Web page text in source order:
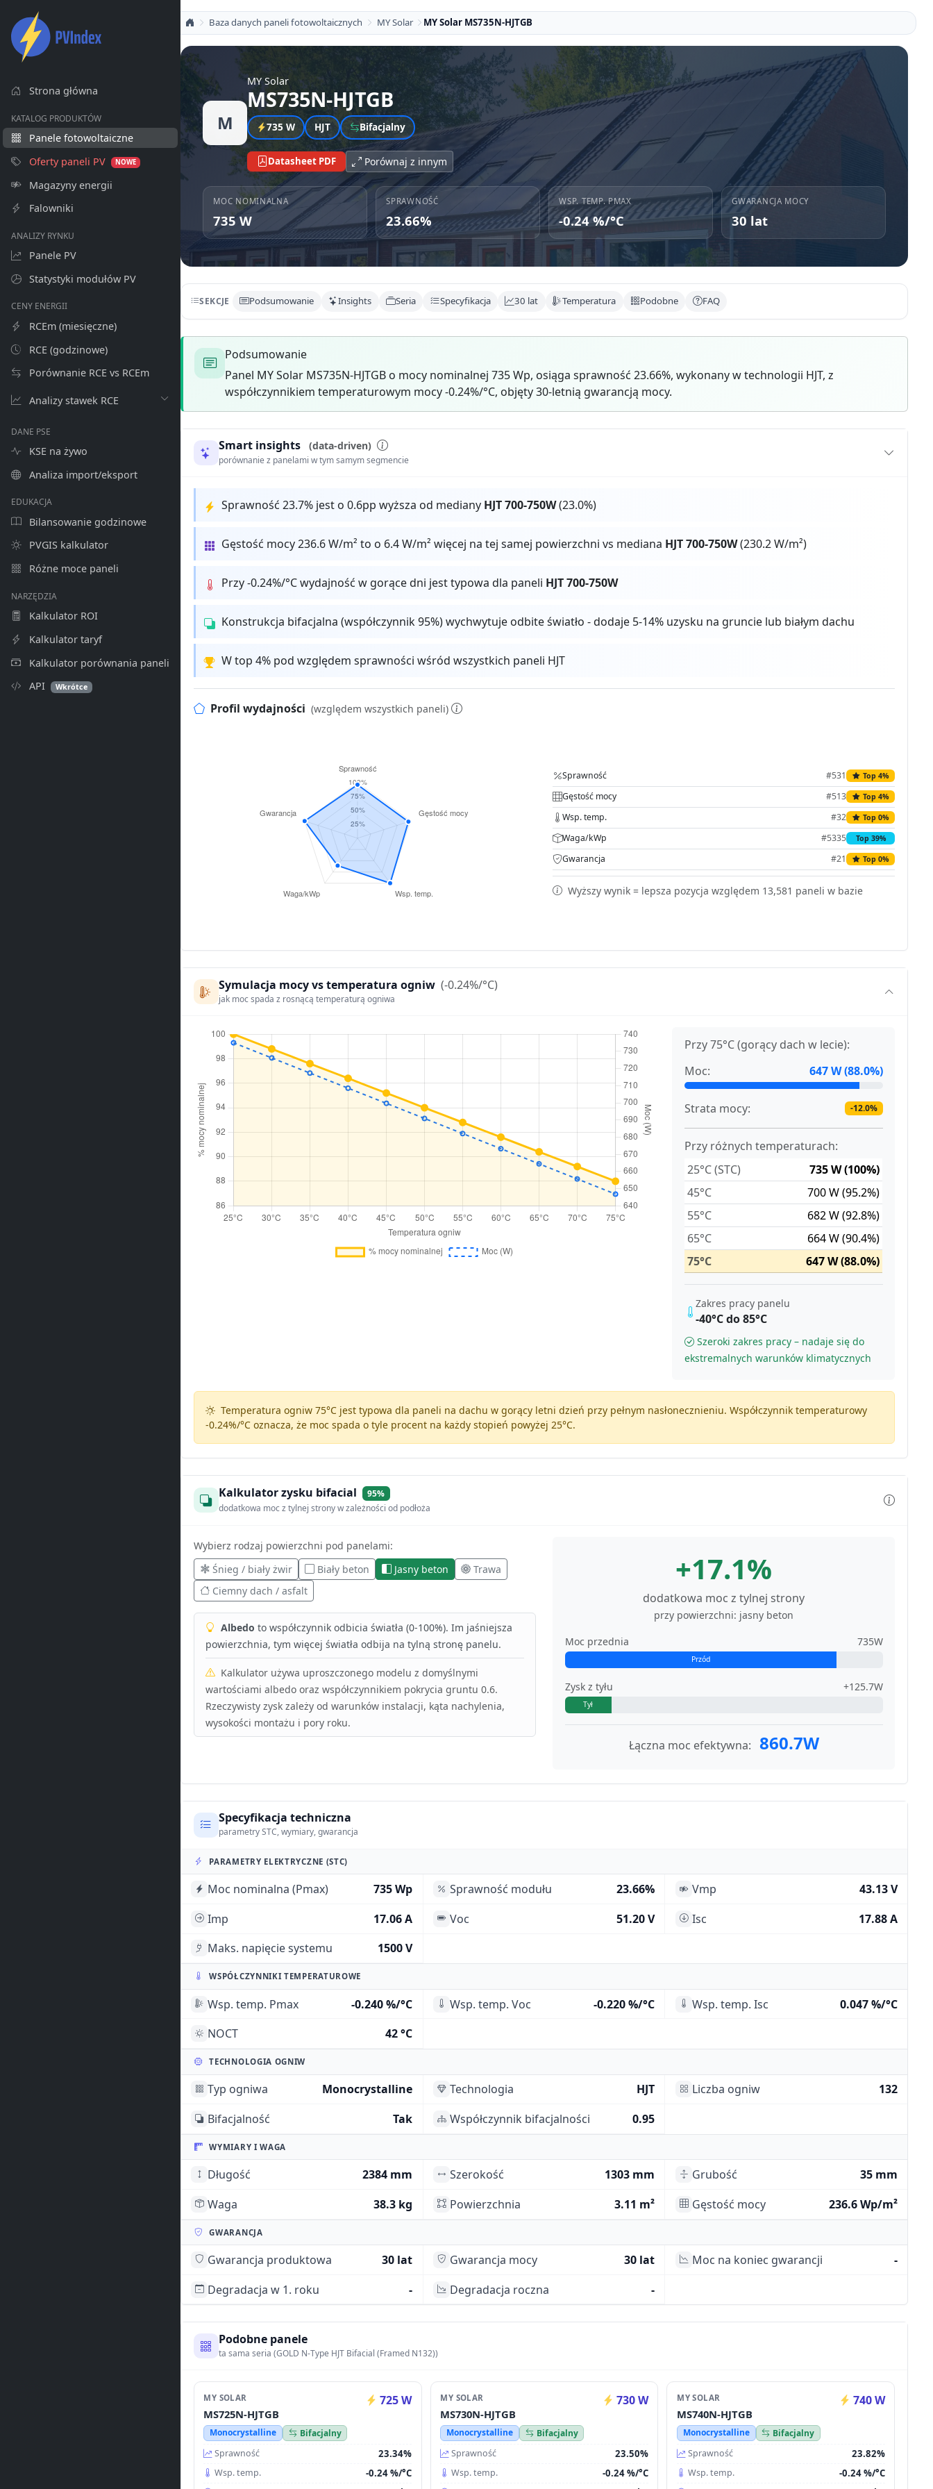
Strona główna
KATALOG PRODUKTÓW
Panele fotowoltaiczne
Oferty paneli PV
NOWE
Magazyny energii
Falowniki
ANALIZY RYNKU
Panele PV
Statystyki modułów PV
CENY ENERGII
RCEm (miesięczne)
RCE (godzinowe)
Porównanie RCE vs RCEm
Analizy stawek RCE
DANE PSE
KSE na żywo
Analiza import/eksport
EDUKACJA
Bilansowanie godzinowe
PVGIS kalkulator
Różne moce paneli
NARZĘDZIA
Kalkulator ROI
Kalkulator taryf
Kalkulator porównania paneli
API
Wkrótce
Baza danych paneli fotowoltaicznych MY Solar MY Solar MS735N-HJTGB
M
MY Solar
MS735N-HJTGB
735 W HJT Bifacjalny
Datasheet PDF Porównaj z innym
MOC NOMINALNA
735 W
SPRAWNOŚĆ
23.66%
WSP. TEMP. PMAX
-0.24 %/°C
GWARANCJA MOCY
30 lat
SEKCJE Podsumowanie Insights Seria Specyfikacja 30 lat Temperatura Podobne FAQ
Podsumowanie
Panel MY Solar MS735N-HJTGB o mocy nominalnej 735 Wp, osiąga sprawność 23.66%, wykonany w technologii HJT, z
współczynnikiem temperaturowym mocy -0.24%/°C, objęty 30-letnią gwarancją mocy.
Smart insights (data-driven)
porównanie z panelami w tym samym segmencie
Sprawność 23.7% jest o 0.6pp wyższa od mediany HJT 700-750W(23.0%)
Gęstość mocy 236.6 W/m² to o 6.4 W/m² więcej na tej samej powierzchni vs mediana HJT 700-750W(230.2 W/m²)
Przy -0.24%/°C wydajność w gorące dni jest typowa dla paneli HJT 700-750W
Konstrukcja bifacjalna (współczynnik 95%) wychwytuje odbite światło - dodaje 5-14% uzysku na gruncie lub białym dachu
W top 4% pod względem sprawności wśród wszystkich paneli HJT
Profil wydajności (względem wszystkich paneli)
Sprawność #531 Top 4%
Gęstość mocy #513 Top 4%
Wsp. temp. #32 Top 0%
Waga/kWp #5335 Top 39%
Gwarancja #21 Top 0%
Wyższy wynik = lepsza pozycja względem 13,581 paneli w bazie
Symulacja mocy vs temperatura ogniw (-0.24%/°C)
jak moc spada z rosnącą temperaturą ogniwa
Przy 75°C (gorący dach w lecie):
Moc:
647 W (88.0%)
Strata mocy: -12.0%
Przy różnych temperaturach:
25°C (STC)
735 W (100%)
45°C
700 W (95.2%)
55°C
682 W (92.8%)
65°C
664 W (90.4%)
75°C
647 W (88.0%)
Zakres pracy panelu
-40°C do 85°C
Szeroki zakres pracy – nadaje się do
ekstremalnych warunków klimatycznych
Temperatura ogniw 75°C jest typowa dla paneli na dachu w gorący letni dzień przy pełnym nasłonecznieniu. Współczynnik temperaturowy
-0.24%/°Coznacza, że moc spada o tyle procent na każdy stopień powyżej 25°C.
Kalkulator zysku bifacial
95%
dodatkowa moc z tylnej strony w zależności od podłoża
Wybierz rodzaj powierzchni pod panelami:
Śnieg / biały żwir
Biały beton Jasny beton
Trawa
Ciemny dach / asfalt
Albedo to współczynnik odbicia światła (0-100%). Im jaśniejsza
powierzchnia, tym więcej światła odbija na tylną stronę panelu.
Kalkulator używa uproszczonego modelu z domyślnymi
wartościami albedo oraz współczynnikiem pokrycia gruntu 0.6.
Rzeczywisty zysk zależy od warunków instalacji, kąta nachylenia,
wysokości montażu i pory roku.
+17.1%
dodatkowa moc z tylnej strony
przy powierzchni: jasny beton
Moc przednia
735W
Przód
Zysk z tyłu +125.7W
Tył
Łączna moc efektywna: 860.7W
Specyfikacja techniczna
parametry STC, wymiary, gwarancja
PARAMETRY ELEKTRYCZNE (STC)
Moc nominalna (Pmax) 735 Wp Sprawność modułu 23.66% Vmp
43.13 V
Imp
17.06 A Voc 51.20 V Isc
17.88 A
Maks. napięcie systemu
1500 V
WSPÓŁCZYNNIKI TEMPERATUROWE
Wsp. temp. Pmax -0.240 %/°C Wsp. temp. Voc -0.220 %/°C Wsp. temp. Isc
0.047 %/°C
NOCT
42 °C
TECHNOLOGIA OGNIW
Typ ogniwa Monocrystalline Technologia HJT Liczba ogniw
132
Bifacjalność
Tak Współczynnik bifacjalności 0.95
WYMIARY I WAGA
Długość 2384 mm Szerokość 1303 mm Grubość
35 mm
Waga
38.3 kg Powierzchnia 3.11 m² Gęstość mocy 236.6 Wp/m²
GWARANCJA
Gwarancja produktowa 30 lat Gwarancja mocy 30 lat Moc na koniec gwarancji
-
Degradacja w 1. roku
- Degradacja roczna -
Podobne panele
ta sama seria (GOLD N-Type HJT Bifacial (Framed N132))
MY SOLAR 725 W
MS725N-HJTGB
Monocrystalline
Bifacjalny
Sprawność
23.34%
Wsp. temp. -0.24 %/°C
MY SOLAR 730 W
MS730N-HJTGB
Monocrystalline
Bifacjalny
Sprawność
23.50%
Wsp. temp. -0.24 %/°C
MY SOLAR 740 W
MS740N-HJTGB
Monocrystalline
Bifacjalny
Sprawność
23.82%
Wsp. temp. -0.24 %/°C